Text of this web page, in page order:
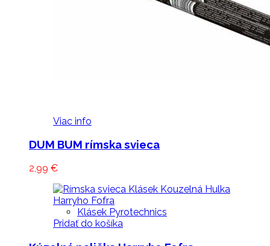
Viac info
DUM BUM rímska svieca
2,99 €
Klásek Pyrotechnics
Pridať do košíka